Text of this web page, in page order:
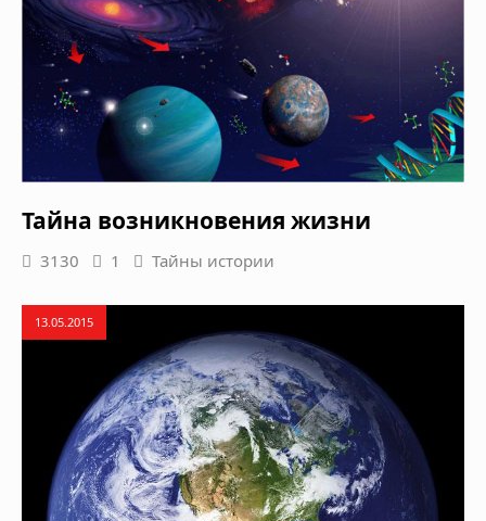
Тайна возникновения жизни
3130 1 Тайны истории
13.05.2015